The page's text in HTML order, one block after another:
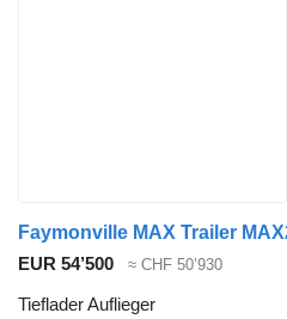
Faymonville MAX Trailer
EUR 54’500
≈ CHF 50’930
Tieflader Auflieger